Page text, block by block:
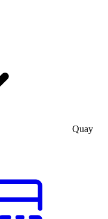
Quay